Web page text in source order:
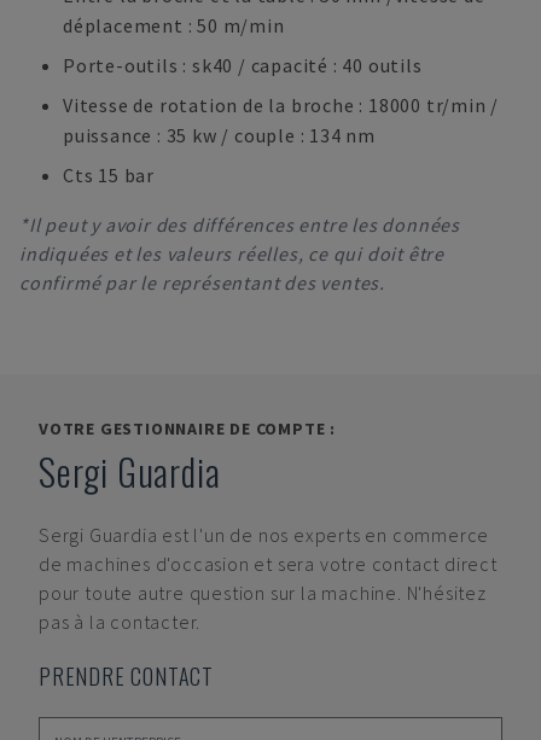
déplacement : 50 m/min
Porte-outils : sk40 / capacité : 40 outils
Vitesse de rotation de la broche : 18000 tr/min /
puissance : 35 kw / couple : 134 nm
Cts 15 bar
*Il peut y avoir des différences entre les données
indiquées et les valeurs réelles, ce qui doit être
confirmé par le représentant des ventes.
VOTRE GESTIONNAIRE DE COMPTE :
Sergi Guardia
Sergi Guardia est l'un de nos experts en commerce
de machines d'occasion et sera votre contact direct
pour toute autre question sur la machine. N'hésitez
pas à la contacter.
PRENDRE CONTACT